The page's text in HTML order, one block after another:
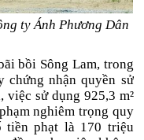
ty Ánh Phương Dân
bồi Sông Lam, trong
chứng nhận quyền sử
sử dụng 925,3 m²
nghiêm trọng quy
tiền phạt là 170 triệu